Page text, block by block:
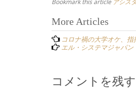
Post
navigation
More Articles
コロナ禍の大学オケ、指
エル・システマジャパ
コメントを残す